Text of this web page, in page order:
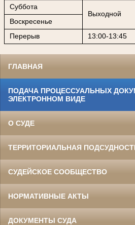
Суббота
Выходной
Воскресенье
Перерыв
13:00-13:45
ГЛАВНАЯ
ПОДАЧА ПРОЦЕССУАЛЬНЫХ
ЭЛЕКТРОННОМ ВИДЕ
О СУДЕ
ТЕРРИТОРИАЛЬНАЯ
СУДЕЙСКОЕ СООБЩЕСТВО
НОРМАТИВНЫЕ АКТЫ
ДОКУМЕНТЫ СУДА